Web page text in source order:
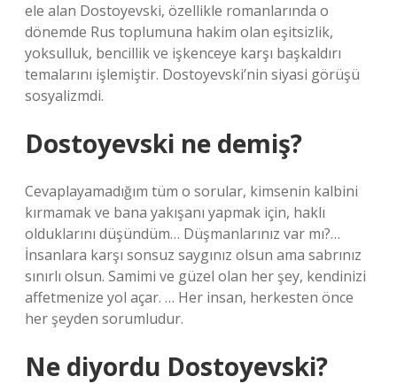
ele alan Dostoyevski, özellikle romanlarında o
dönemde Rus toplumuna hakim olan eşitsizlik,
yoksulluk, bencillik ve işkenceye karşı başkaldırı
temalarını işlemiştir. Dostoyevski’nin siyasi görüşü
sosyalizmdi.
Dostoyevski ne demiş?
Cevaplayamadığım tüm o sorular, kimsenin kalbini
kırmamak ve bana yakışanı yapmak için, haklı
olduklarını düşündüm… Düşmanlarınız var mı?…
İnsanlara karşı sonsuz saygınız olsun ama sabrınız
sınırlı olsun. Samimi ve güzel olan her şey, kendinizi
affetmenize yol açar. … Her insan, herkesten önce
her şeyden sorumludur.
Ne diyordu Dostoyevski?